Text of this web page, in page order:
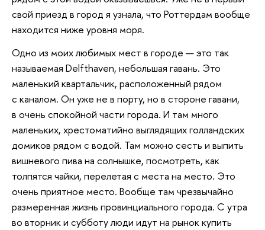
свой приезд в город я узнала, что Роттердам вообще
находится ниже уровня моря.
Одно из моих любимых мест в городе — это так
называемая Delfthaven, небольшая гавань. Это
маленький квартальчик, расположенный рядом
с каналом. Он уже не в порту, но в стороне гавани,
в очень спокойной части города. И там много
маленьких, хрестоматийно выглядящих голландских
домиков рядом с водой. Там можно сесть и выпить
вишневого пива на солнышке, посмотреть, как
толпятся чайки, перелетая с места на место. Это
очень приятное место. Вообще там чрезвычайно
размеренная жизнь провинциального города. С утра
во вторник и субботу люди идут на рынок купить